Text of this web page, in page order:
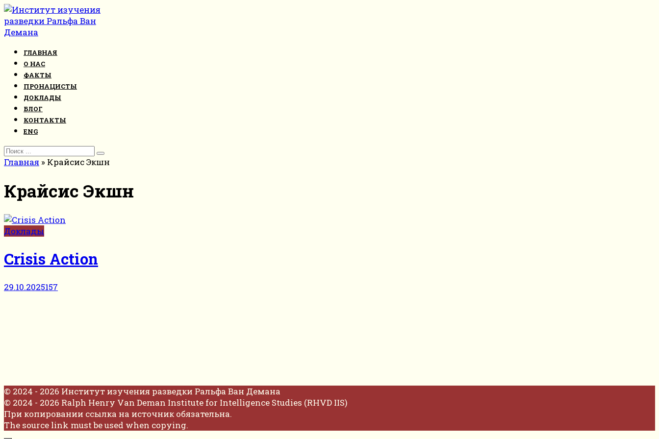
Перейти
к
контенту
ГЛАВНАЯ
О НАС
ФАКТЫ
ПРОНАЦИСТЫ
ДОКЛАДЫ
БЛОГ
КОНТАКТЫ
ENG
Search
for:
Главная » Крайсис Экшн
Крайсис Экшн
Доклады
Crisis Action
29.10.2025157
© 2024 - 2026 Институт изучения разведки Ральфа Ван Демана
© 2024 - 2026 Ralph Henry Van Deman Institute for Intelligence Studies (RHVD IIS)
При копировании ссылка на источник обязательна.
The source link must be used when copying.